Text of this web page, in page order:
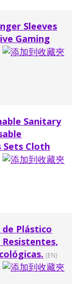
Sleeves
Gaming
Sanitary
Sets Cloth
Plástico
Resistentes,
(EN)